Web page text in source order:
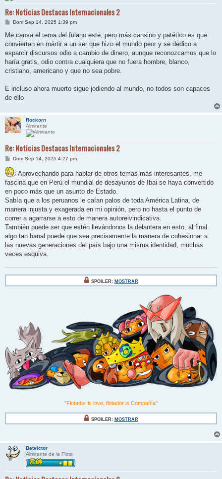
Re: Noticias Destacas Internacionales 2
M
n
a
j
e
Dom Sep 14, 2025 1:39 pm
Me cansa el tema del fulano este, pero más cansino y patético es que
conviertan en mártir a un ser que hizo el mundo peor y se dedico a
esparcir discursos odio a cambio de dinero, aunque reconozcamos que lo
haría gratis, odio contra cualquiera que no fuera hombre, blanco,
cristiano, americano y que no sea pobre.
E incluso ahora muerto sigue jodiendo al mundo, no todos son capaces
de ello
Rockorn
Almirante
Re: Noticias Destacas Internacionales 2
M
n
s
a
e
Dom Sep 14, 2025 4:27 pm
Aprovechando para hablar de otros temas más interesantes, me
fascina que en Perú el mundial de desayunos de Ibai se haya convertido
en poco más que un asunto de Estado.
Sabía que a los peruanos le caían palos de toda América Latina, de
manera injusta y exagerada en mi opinión, pero no hasta el punto de
correr a agarrarse a esto de manera autoreivindicativa.
También puede ser que estén llevándonos la delantera en esto, al final
algo tan banal puede que sea precisamente la manera de cohesionar a
las nuevas generaciones del país bajo una misma identidad, muchas
veces esquiva.
SPOILER: MOSTRAR
"Flotador is love, flotador is Compañía"
SPOILER: MOSTRAR
Batvictor
Almirante de la Flota